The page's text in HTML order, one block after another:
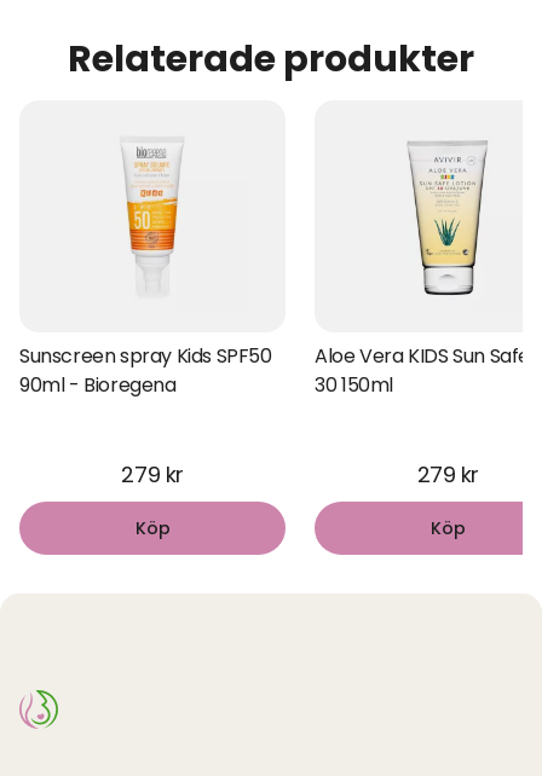
Relaterade produkter
Sunscreen spray Kids SPF50
90ml - Bioregena
279 kr
Köp
Aloe Vera KIDS Sun Safe
30 150ml
279 kr
Köp